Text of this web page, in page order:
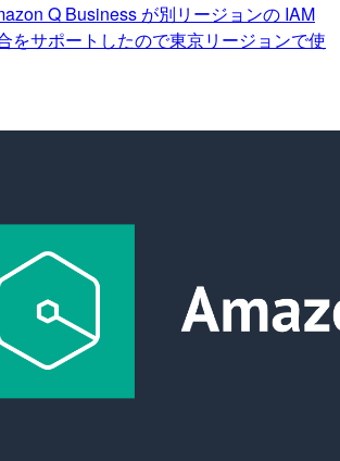
Q Business が別リージョンの IAM
をサポートしたので東京リージョンで使